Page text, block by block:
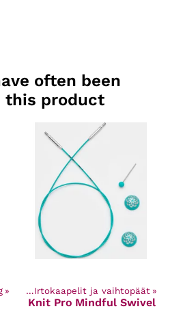
often been
this product
‪» ‪» Irtokaapelit ja vaihtopäät ‪»
Knit Pro Mindful Swivel